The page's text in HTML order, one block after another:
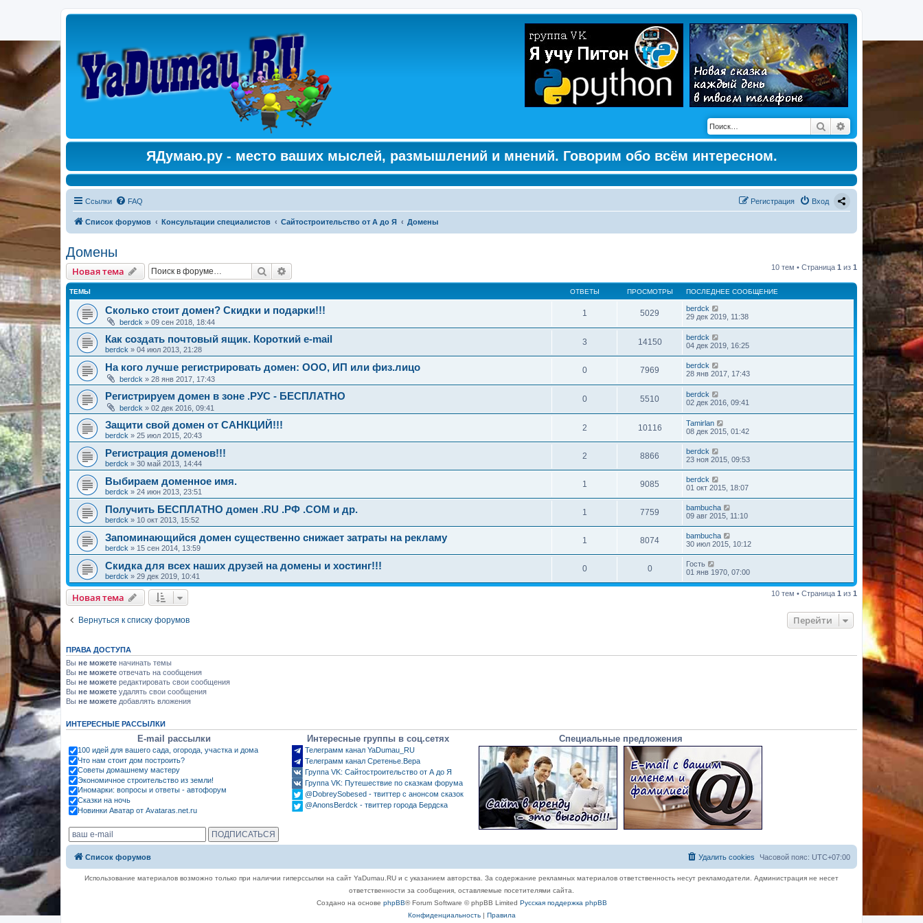
Поиск
ЯДумаю.ру - место ваших мыслей, размышлений и мнений. Говорим обо всём интересном.
Ссылки FAQ Вход
Регистрация
Список форумов Консультации специалистов Сайтостроительство от А до Я Домены
Домены
Новая тема Поиск 10 тем • Страница 1 из 1
ТЕМЫ ОТВЕТЫ ПРОСМОТРЫ ПОСЛЕДНЕЕ СООБЩЕНИЕ
Сколько стоит домен? Скидки и подарки!!!
berdck » 09 сен 2018, 18:44
1 5029
berdck
29 дек 2019, 11:38
Как создать почтовый ящик. Короткий e-mail
berdck » 04 июл 2013, 21:28
3 14150
berdck
04 дек 2019, 16:25
На кого лучше регистрировать домен: ООО, ИП или физ.лицо
berdck » 28 янв 2017, 17:43
0 7969
berdck
28 янв 2017, 17:43
Регистрируем домен в зоне .РУС - БЕСПЛАТНО
berdck » 02 дек 2016, 09:41
0 5510
berdck
02 дек 2016, 09:41
Защити свой домен от САНКЦИЙ!!!
berdck » 25 июл 2015, 20:43
2 10116
Tamirlan
08 дек 2015, 01:42
Регистрация доменов!!!
berdck » 30 май 2013, 14:44
2 8866
berdck
23 ноя 2015, 09:53
Выбираем доменное имя.
berdck » 24 июн 2013, 23:51
1 9085
berdck
01 окт 2015, 18:07
Получить БЕСПЛАТНО домен .RU .РФ .COM и др.
berdck » 10 окт 2013, 15:52
1 7759
bambucha
09 авг 2015, 11:10
Запоминающийся домен существенно снижает затраты на рекламу
berdck » 15 сен 2014, 13:59
1 8074
bambucha
30 июл 2015, 10:12
Скидка для всех наших друзей на домены и хостинг!!!
berdck » 29 дек 2019, 10:41
0 0
Гость
01 янв 1970, 07:00
Новая тема 10 тем • Страница 1 из 1
Вернуться к списку форумов Перейти
ПРАВА ДОСТУПА
Вы не можете начинать темы
Вы не можете отвечать на сообщения
Вы не можете редактировать свои сообщения
Вы не можете удалять свои сообщения
Вы не можете добавлять вложения
ИНТЕРЕСНЫЕ РАССЫЛКИ
E-mail рассылки
100 идей для вашего сада, огорода, участка и дома
Что нам стоит дом построить?
Советы домашнему мастеру
Экономичное строительство из земли!
Иномарки: вопросы и ответы - автофорум
Сказки на ночь
Новинки Аватар от Avataras.net.ru
Интересные группы в соц.сетях
Телеграмм канал YaDumau_RU
Телеграмм канал Сретенье.Вера
Группа VK: Сайтостроительство от А до Я
Группа VK: Путешествие по сказкам форума
@DobreySobesed - твиттер с анонсом сказок
@AnonsBerdck - твиттер города Бердска
Специальные предложения
Список форумов Часовой пояс: UTC+07:00
Удалить cookies
Использование материалов возможно только при наличии гиперссылки на сайт YaDumau.RU и с указанием авторства. За содержание рекламных материалов ответственность несут рекламодатели. Администрация не несет
ответственности за сообщения, оставляемые посетителями сайта.
Создано на основе phpBB® Forum Software © phpBB Limited Русская поддержка phpBB
Конфиденциальность| Правила